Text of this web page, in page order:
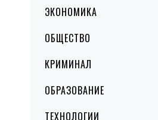
ЭКОНОМИКА
ОБЩЕСТВО
КРИМИНАЛ
ОБРАЗОВАНИЕ
ТЕХНОЛОГИИ